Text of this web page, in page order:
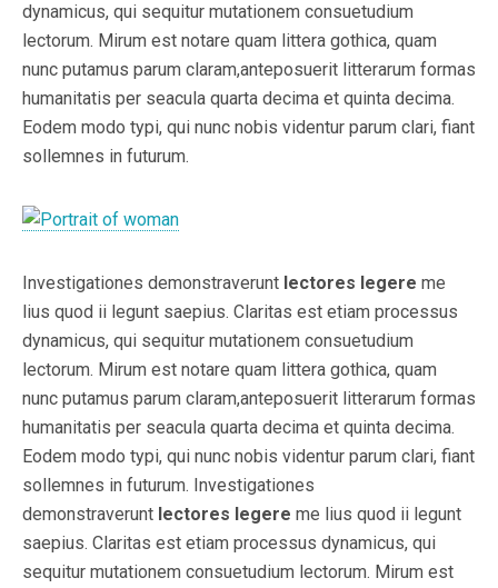
dynamicus, qui sequitur mutationem consuetudium
lectorum. Mirum est notare quam littera gothica, quam
nunc putamus parum claram,anteposuerit litterarum formas
humanitatis per seacula quarta decima et quinta decima.
Eodem modo typi, qui nunc nobis videntur parum clari, fiant
sollemnes in futurum.
Investigationes demonstraverunt lectores legere me
lius quod ii legunt saepius. Claritas est etiam processus
dynamicus, qui sequitur mutationem consuetudium
lectorum. Mirum est notare quam littera gothica, quam
nunc putamus parum claram,anteposuerit litterarum formas
humanitatis per seacula quarta decima et quinta decima.
Eodem modo typi, qui nunc nobis videntur parum clari, fiant
sollemnes in futurum. Investigationes
demonstraverunt lectores legere me lius quod ii legunt
saepius. Claritas est etiam processus dynamicus, qui
sequitur mutationem consuetudium lectorum. Mirum est